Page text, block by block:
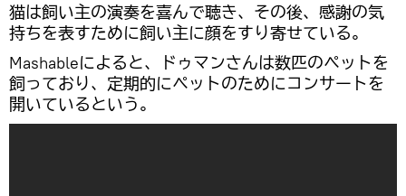
猫は飼い主の演奏を喜んで聴き、その後、感謝の気
持ちを表すために飼い主に顔をすり寄せている。
Mashableによると、ドゥマンさんは数匹のペットを
飼っており、定期的にペットのためにコンサートを
開いているという。